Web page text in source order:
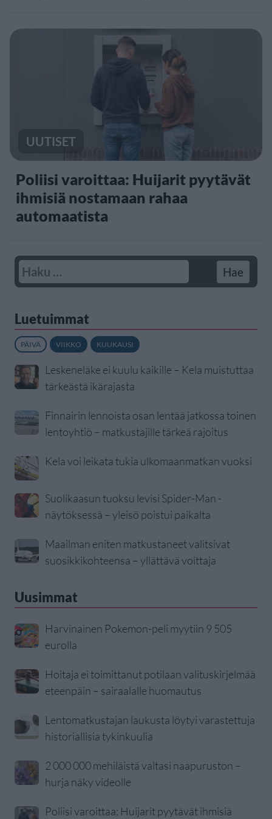
UUTISET
Poliisi varoittaa: Huijarit pyytävät
ihmisiä nostamaan rahaa
automaatista
Luetuimmat
PÄIVÄ VIIKKO KUUKAUSI
Leskeneläke ei kuulu kaikille – Kela muistuttaa
tärkeästä ikärajasta
Finnairin lennoista osan lentää jatkossa toinen
lentoyhtiö – matkustajille tärkeä rajoitus
Kela voi leikata tukia ulkomaanmatkan vuoksi
Suolikaasun tuoksu levisi Spider-Man -
näytöksessä – yleisö poistui paikalta
Maailman eniten matkustaneet valitsivat
suosikkikohteensa – yllättävä voittaja
Uusimmat
Harvinainen Pokemon-peli myytiin 9 505
eurolla
Hoitaja ei toimittanut potilaan valituskirjelmää
eteenpäin – sairaalalle huomautus
Lentomatkustajan laukusta löytyi varastettuja
historiallisia tykinkuulia
2 000 000 mehiläistä valtasi naapuruston –
hurja näky videolle
Poliisi varoittaa: Huijarit pyytävät ihmisiä